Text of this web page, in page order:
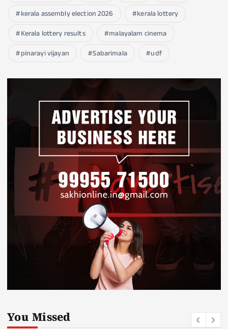
kerala assembly election 2026
kerala lottery
Kerala lottery results
malayalam cinema
pinarayi vijayan
Sabarimala udf
You Missed